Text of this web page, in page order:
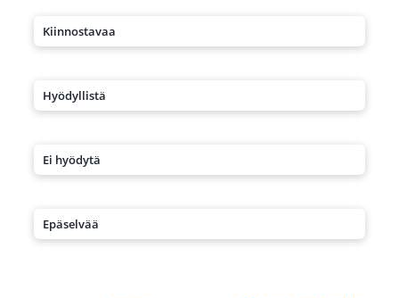
Kiinnostavaa
Hyödyllistä
Ei hyödytä
Epäselvää